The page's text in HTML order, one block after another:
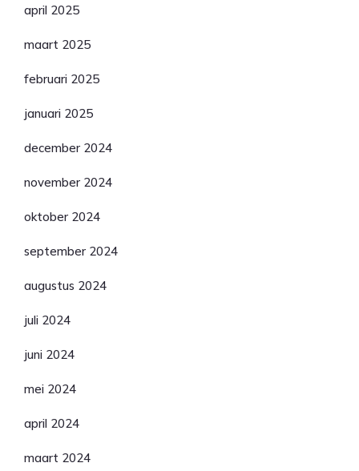
april 2025
maart 2025
februari 2025
januari 2025
december 2024
november 2024
oktober 2024
september 2024
augustus 2024
juli 2024
juni 2024
mei 2024
april 2024
maart 2024